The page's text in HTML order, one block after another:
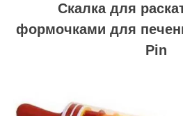
Скалка для
формочками для
Pin